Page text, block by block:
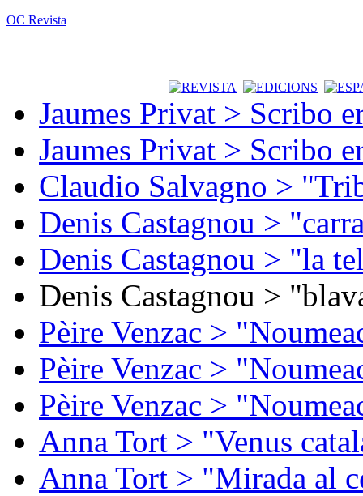
OC Revista
Jaumes Privat > Scribo
Jaumes Privat > Scribo
Claudio Salvagno >
Denis Castagnou >
Denis Castagnou > "la
Denis Castagnou >
Pèire Venzac >
Pèire Venzac >
Pèire Venzac >
Anna Tort > "Venus
Anna Tort > "Mirada al